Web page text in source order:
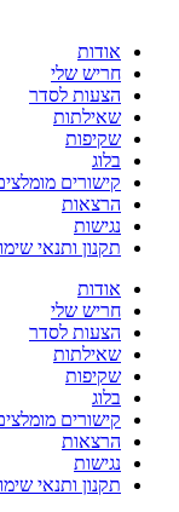
אודות
חריש שלי
הצעות לסדר
שאילתות
שקיפות
בלוג
קישורים
הרצאות
נגישות
תקנון ותנאי
אודות
חריש שלי
הצעות לסדר
שאילתות
שקיפות
בלוג
קישורים
הרצאות
נגישות
תקנון ותנאי